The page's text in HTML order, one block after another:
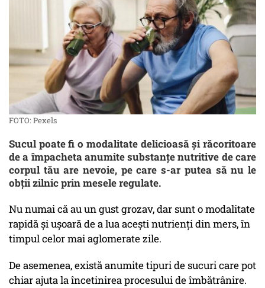
FOTO: Pexels
Sucul poate fi o modalitate delicioasă și răcoritoare
de a împacheta anumite substanțe nutritive de care
corpul tău are nevoie, pe care s-ar putea să nu le
obții zilnic prin mesele regulate.
Nu numai că au un gust grozav, dar sunt o modalitate
rapidă și ușoară de a lua acești nutrienți din mers, în
timpul celor mai aglomerate zile.
De asemenea, există anumite tipuri de sucuri care pot
chiar ajuta la încetinirea procesului de îmbătrânire.